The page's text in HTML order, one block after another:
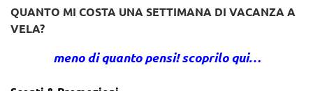
QUANTO MI COSTA UNA SETTIMANA DI VACANZA A
VELA?
meno di quanto pensi! scoprilo qui…